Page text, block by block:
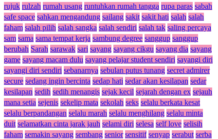
rujuk rulzah rumah usang runtuhkan rumah tangga rupa paras sabah
safe space sahkan mengandung sailang sakit sakit hati salah salah
faham salah pilih salah sangka salah sendiri salah tak saling percaya
sam sama sama tempat kerja sambung degree sanggup sanggup
berubah Sarah sarawak sari sayang sayang cikgu sayang dia sayang
game sayang macam dulu sayang pelajar student sendiri sayangi diri
sayangi diri sendiri sebanarnya sebulan putus tunang secret admirer
secure sedang ingin bercinta sedap hati sedar akan kesilapan sedar
kesilapan sedih sedih menangis sejak kecil sejarah dengan ex sejauh
mana setia sejenis sekelip mata sekolah seks selalu berkata kesat
selalu berpandangan selalu marah selalu menghilang selalu minta
duit selamatkan cinta jarak jauh selami diri selesa self love selisih
faham semakin sayang sembang senior sensitif senyap serabut serba